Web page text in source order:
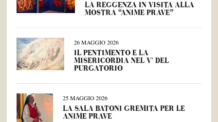
LA REGGENZA IN VISITA ALLA
MOSTRA “ANIME PRAVE”
26 MAGGIO 2026
IL PENTIMENTO E LA
MISERICORDIA NEL V° DEL
PURGATORIO
25 MAGGIO 2026
LA SALA BATONI GREMITA PER LE
ANIME PRAVE